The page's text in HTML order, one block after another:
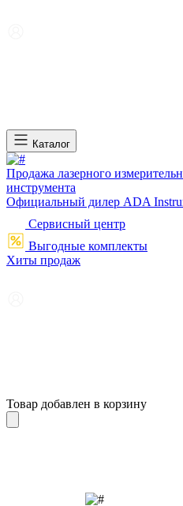
Каталог
Продажа лазерного
инструмента
Официальный дилер ADA
Сервисный центр
Выгодные комплекты
Хиты продаж
Товар добавлен в корзину